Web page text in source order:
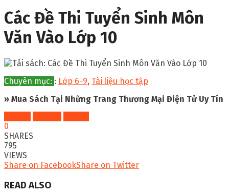
Các Đề Thi Tuyển Sinh Môn
Văn Vào Lớp 10
Chuyên mục: : Lớp 6-9, Tài liệu học tập
» Mua Sách Tại Những Trang Thương Mại Điện Tử Uy Tín
0
SHARES
795
VIEWS
Share on FacebookShare on Twitter
READ ALSO